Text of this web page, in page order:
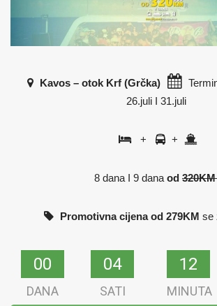
Kavos – otok Krf (Grčka)
26.juli I 31.juli
+ +
8 dana I 9 danaod 320KM
Promotivna cijena od 279KM se
00
00
DANA
04
04
SATI
12
12
MINUTA